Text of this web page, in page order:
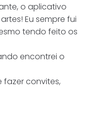
o aplicativo
Eu sempre fui
tendo feito os
encontrei o
fazer convites,